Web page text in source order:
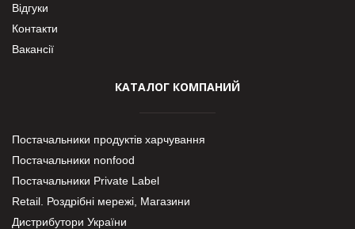
Відгуки
Контакти
Вакансії
КАТАЛОГ КОМПАНИЙ
Постачальники продуктів харчування
Постачальники nonfood
Постачальники Private Label
Retail. Роздрібні мережі, Магазини
Дистрибутори України